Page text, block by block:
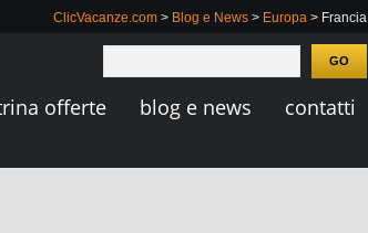
ClicVacanze.com > Blog e News > Europa > Francia
offerte blog e news contatti